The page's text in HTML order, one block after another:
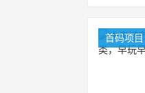
首码项目